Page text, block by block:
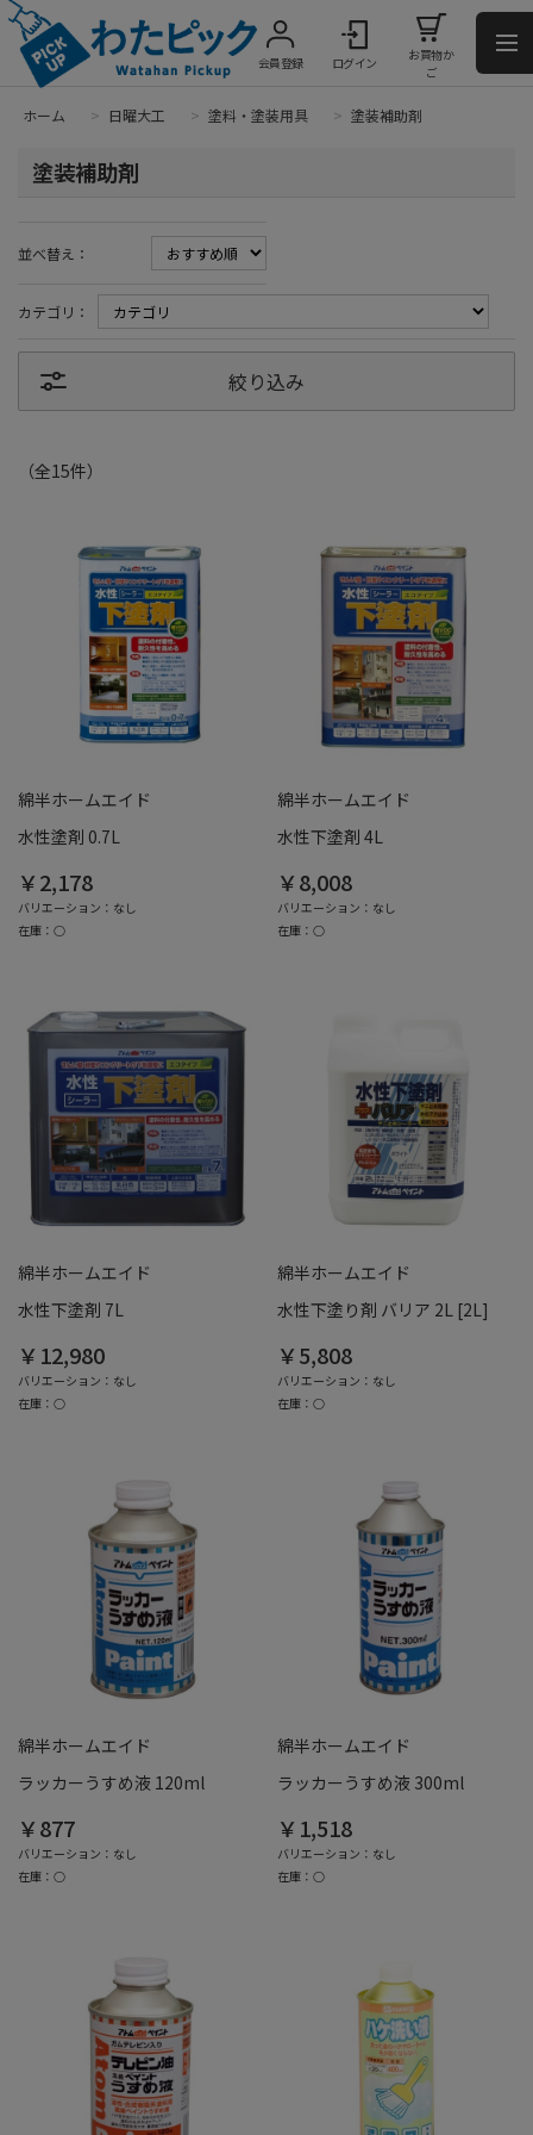
会員登録 ログイン
お買物か
ご
ホーム > 日曜大工 > 塗料・塗装用具 > 塗装補助剤
塗装補助剤
並べ替え：
カテゴリ：
絞り込み
（全15件）
綿半ホームエイド
水性塗剤 0.7L
￥2,178
バリエーション：なし
在庫：○
綿半ホームエイド
水性下塗剤 4L
￥8,008
バリエーション：なし
在庫：○
綿半ホームエイド
水性下塗剤 7L
￥12,980
バリエーション：なし
在庫：○
綿半ホームエイド
水性下塗り剤 バリア 2L [2L]
￥5,808
バリエーション：なし
在庫：○
綿半ホームエイド
ラッカーうすめ液 120ml
￥877
バリエーション：なし
在庫：○
綿半ホームエイド
ラッカーうすめ液 300ml
￥1,518
バリエーション：なし
在庫：○